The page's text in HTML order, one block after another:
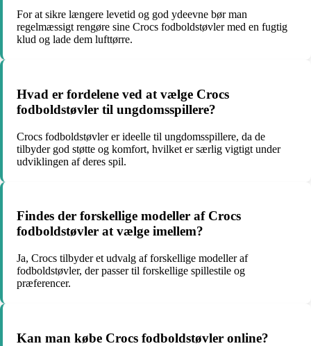
For at sikre længere levetid og god ydeevne bør man
regelmæssigt rengøre sine Crocs fodboldstøvler med en fugtig
klud og lade dem lufttørre.
Hvad er fordelene ved at vælge Crocs
fodboldstøvler til ungdomsspillere?
Crocs fodboldstøvler er ideelle til ungdomsspillere, da de
tilbyder god støtte og komfort, hvilket er særlig vigtigt under
udviklingen af deres spil.
Findes der forskellige modeller af Crocs
fodboldstøvler at vælge imellem?
Ja, Crocs tilbyder et udvalg af forskellige modeller af
fodboldstøvler, der passer til forskellige spillestile og
præferencer.
Kan man købe Crocs fodboldstøvler online?